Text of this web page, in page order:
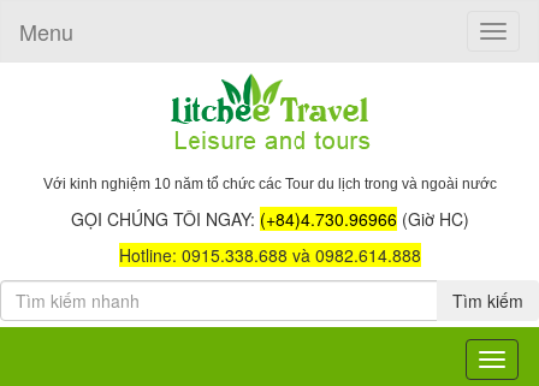
Toggle
Menu
Với kinh nghiệm 10 năm tổ chức các Tour du lịch trong và ngoài nước
GỌI CHÚNG TÔI NGAY: (+84)4.730.96966 (Giờ HC)
Hotline: 0915.338.688 và 0982.614.888
Tìm kiếm
Toggle